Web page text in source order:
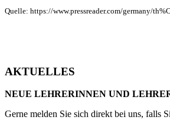
Quelle: https://www.pressreader.com/germany/
AKTUELLES
NEUE LEHRERINNEN UND
Gerne melden Sie sich direkt bei uns, falls